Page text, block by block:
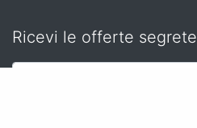
Ricevi le offerte segrete